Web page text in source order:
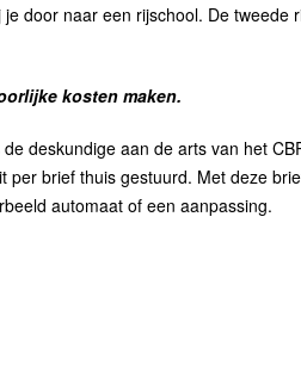
door naar een rijschool. De
kosten maken.
deskundige aan de arts van het
brief thuis gestuurd. Met deze
automaat of een aanpassing.